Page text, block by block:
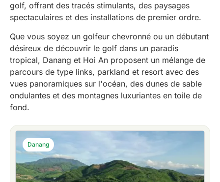
golf, offrant des tracés stimulants, des paysages
spectaculaires et des installations de premier ordre.
Que vous soyez un golfeur chevronné ou un débutant
désireux de découvrir le golf dans un paradis
tropical, Danang et Hoi An proposent un mélange de
parcours de type links, parkland et resort avec des
vues panoramiques sur l'océan, des dunes de sable
ondulantes et des montagnes luxuriantes en toile de
fond.
Danang